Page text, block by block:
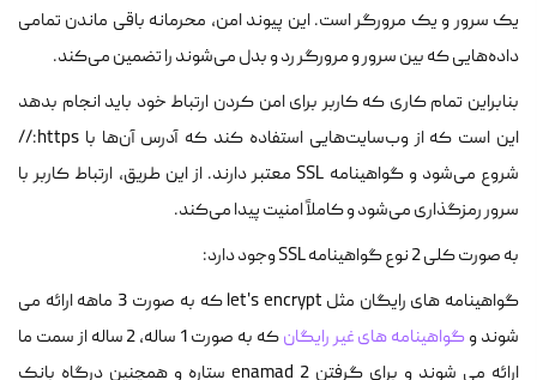
یک سرور و یک مرورگر است. این پیوند امن، محرمانه باقی ماندن تمامی
داده‌هایی که بین سرور و مرورگر رد و بدل می‌شوند را تضمین می‌کند.
بنابراین تمام کاری که کاربر برای امن کردن ارتباط خود باید انجام بدهد
این است که از وب‌سایت‌هایی استفاده کند که آدرس آن‌ها با https://
شروع می‌شود و گواهینامه SSL معتبر دارند. از این طریق، ارتباط کاربر با
سرور رمزگذاری می‌شود و کاملاً امنیت پیدا می‌کند.
به صورت کلی 2 نوع گواهینامه SSL وجود دارد:
گواهینامه های رایگان مثل let's encrypt که به صورت 3 ماهه ارائه می
شوند وگواهینامه های غیر رایگان
که به صورت 1 ساله، 2 ساله از سمت ما
ارائه می شوند و برای گرفتن enamad 2 ستاره و همچنین درگاه بانک